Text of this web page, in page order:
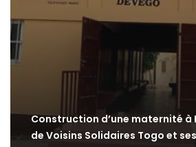
Construction d’une maternité à
de Voisins Solidaires Togo et